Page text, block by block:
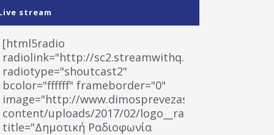
stream
[html5radio
radiolink="http://sc2.streamwithq.com:8028/
radiotype="shoutcast2"
bcolor="ffffff" frameborder="0"
image="http://www.dimosprevezas.gr/wp-
content/uploads/2017/02/logo__radiofonias.jpg"
title="Δημοτική Ραδιοφωνία